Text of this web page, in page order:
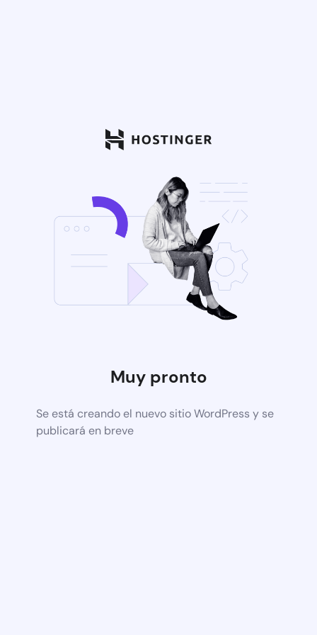
Muy pronto
Se está creando el nuevo sitio WordPress y se
publicará en breve